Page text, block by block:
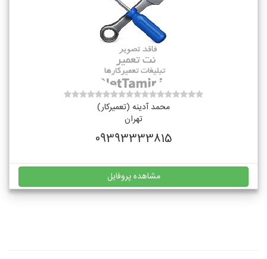
محمد آدینه (تعمیرکار)
تهران
09393333815
مشاهده پروفایل